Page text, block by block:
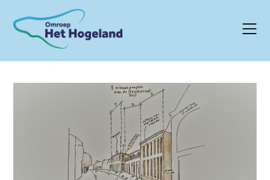
content